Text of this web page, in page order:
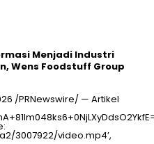
Menjadi Industri
Wens Foodstuff Group
/PRNewswire/ — Artikel
3007922/video.mp4’,